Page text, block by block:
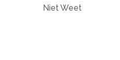
Niet Weet